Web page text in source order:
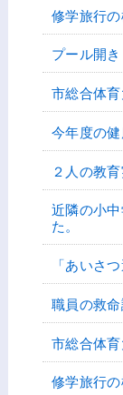
修学旅行
プール開き
市総合体
今年度の健
２人の教
近隣の小
た。
「あいさ
職員の救
市総合体
修学旅行